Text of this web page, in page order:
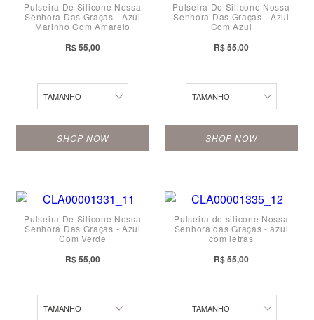
Pulseira De Silicone Nossa
Senhora Das Graças - Azul
Marinho Com Amarelo
R$ 55,00
TAMANHO
M
SHOP NOW
Pulseira De Silicone Nossa
Senhora Das Graças - Azul
Com Azul
R$ 55,00
TAMANHO
P
SHOP NOW
Pulseira De Silicone Nossa
Senhora Das Graças - Azul
Com Verde
R$ 55,00
TAMANHO
PP
P
Pulseira de silicone Nossa
Senhora das Graças - azul
com letras
R$ 55,00
TAMANHO
PP
P